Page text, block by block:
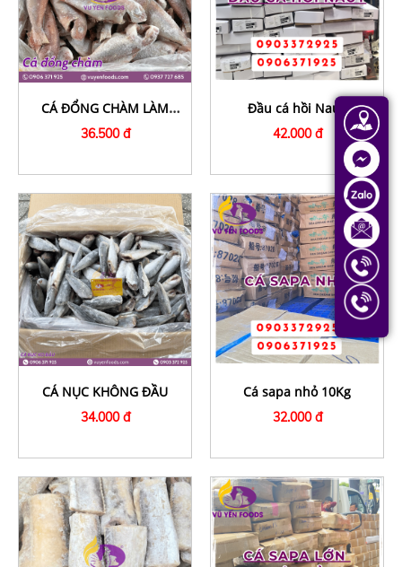
CÁ ĐỔNG CHÀM LÀM
SẠCH
36.500 đ
Đầu cá hồi Nauy
42.000 đ
CÁ NỤC KHÔNG ĐẦU
34.000 đ
Cá sapa nhỏ 10Kg
32.000 đ